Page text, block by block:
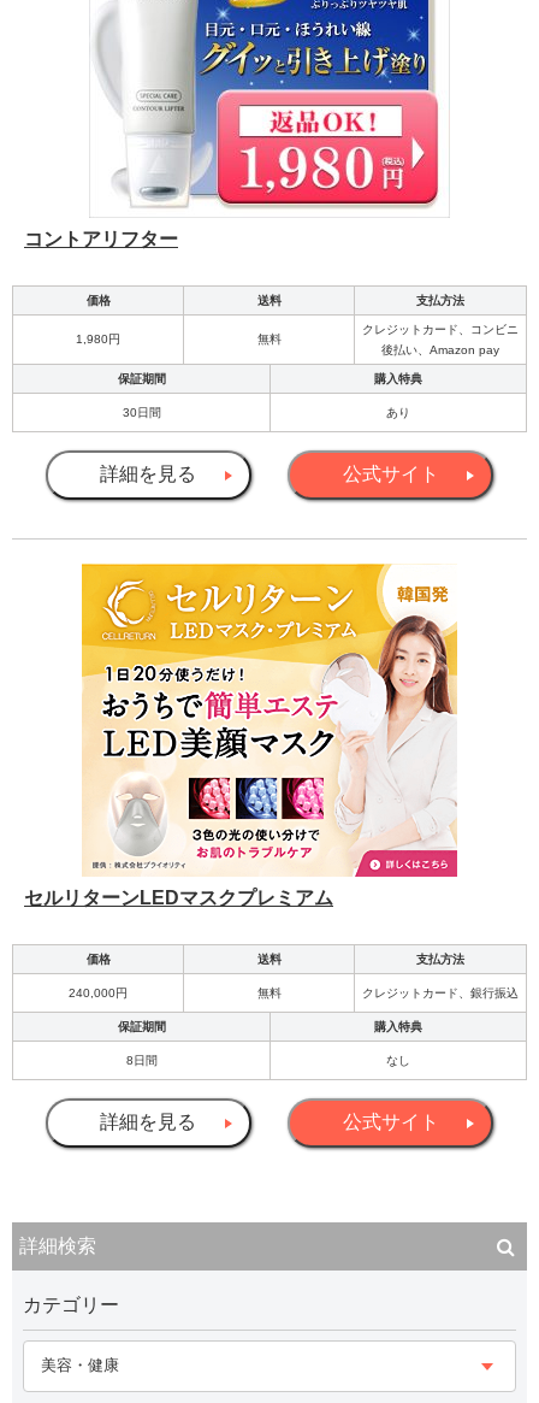
コントアリフター
価格 送料 支払方法
1,980円 無料
クレジットカード、コンビニ
後払い、Amazon pay
保証期間 購入特典
30日間 あり
詳細を見る 公式サイト
セルリターンLEDマスクプレミアム
価格 送料 支払方法
240,000円 無料 クレジットカード、銀行振込
保証期間 購入特典
8日間 なし
詳細を見る 公式サイト
詳細検索
カテゴリー
美容・健康